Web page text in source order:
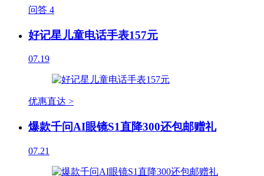
问答 4
好记星儿童电话手表157元
07.19
优惠直达 >
爆款千问AI眼镜S1直降300还包邮赠礼
07.21